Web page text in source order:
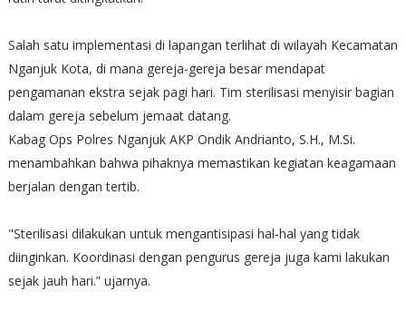
Salah satu implementasi di lapangan terlihat di wilayah Kecamatan
Nganjuk Kota, di mana gereja-gereja besar mendapat
pengamanan ekstra sejak pagi hari. Tim sterilisasi menyisir bagian
dalam gereja sebelum jemaat datang.
Kabag Ops Polres Nganjuk AKP Ondik Andrianto, S.H., M.Si.
menambahkan bahwa pihaknya memastikan kegiatan keagamaan
berjalan dengan tertib.
"Sterilisasi dilakukan untuk mengantisipasi hal-hal yang tidak
diinginkan. Koordinasi dengan pengurus gereja juga kami lakukan
sejak jauh hari.” ujarnya.